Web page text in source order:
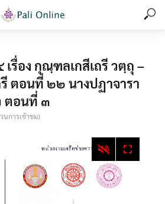
() { echo '
รื่อง กุณฺฑลเกสีเถรี วตฺถุ –
ตอนที่ ๒๒ นางปฏาจารา
ตอนที่ ๓
นการเข้าชม)